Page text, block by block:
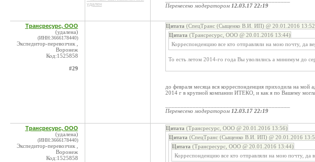
удален
Перенесено модератором 12.03.17 22:19
Трансресурс, ООО
(удалена)
(ИНН:3666178440)
Экспедитор-перевозчик ,
Воронеж
Код:1525858
#29
Цитата (СпецТранс (Сыщенко В.И. ИП) @ 20.01.2016
Цитата (Трансресурс, ООО @ 20.01.2016 13:44)
Корреспонденцию все кто отправляли на мою почту, да
То есть летом 2014-го года Вы уволились а минимум до
до февраля месяца вся корреспонденция приходила на мой
2014 г в крупной компании ИТЕКО, и как я по Вашему могла
Перенесено модератором 12.03.17 22:19
Трансресурс, ООО
(удалена)
(ИНН:3666178440)
Экспедитор-перевозчик ,
Воронеж
Код:1525858
Цитата (Трансресурс, ООО @ 20.01.2016 13:56)
Цитата (СпецТранс (Сыщенко В.И. ИП) @ 20.01.2016
Цитата (Трансресурс, ООО @ 20.01.2016 13:44)
Корреспонденцию все кто отправляли на мою почту, да